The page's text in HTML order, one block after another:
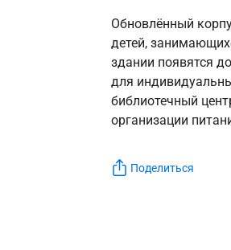
Обновлённый
детей,
здании появятся
для
библиотечный
организации
Поделиться